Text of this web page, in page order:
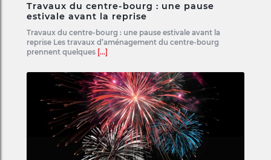
Travaux du centre-bourg : une pause
estivale avant la reprise
Travaux du centre-bourg : une pause estivale avant la
reprise Les travaux d’aménagement du centre-bourg
prennent quelques [...]